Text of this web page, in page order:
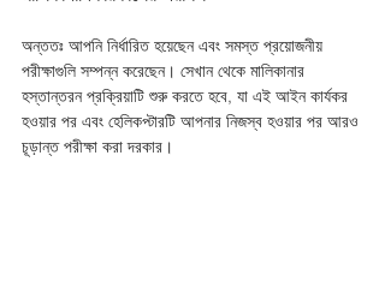
অন্ততঃ আপনি নির্ধারিত হয়েছেন এবং সমস্ত প্রয়োজনীয়
পরীক্ষাগুলি সম্পন্ন করেছেন। সেখান থেকে মালিকানার
হস্তান্তরন প্রক্রিয়াটি শুরু করতে হবে, যা এই আইন কার্যকর
হওয়ার পর এবং হেলিকপ্টারটি আপনার নিজস্ব হওয়ার পর আরও
চূড়ান্ত পরীক্ষা করা দরকার।